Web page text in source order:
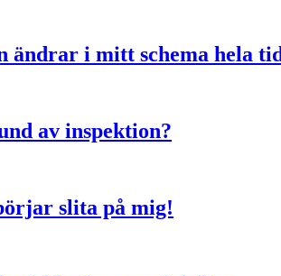
ändrar i mitt schema hela
av inspektion?
slita på mig!